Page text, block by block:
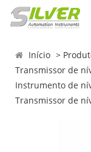
Início
Transmissor de
Instrumento de
Transmissor de